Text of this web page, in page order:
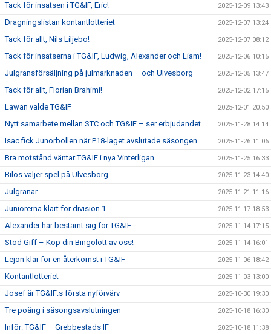
Tack för insatsen i TG&IF, Eric! 2025-12-09 13:43
Dragningslistan kontantlotteriet 2025-12-07 13:24
Tack för allt, Nils Liljebo! 2025-12-07 08:12
Tack för insatserna i TG&IF, Ludwig, Alexander och Liam! 2025-12-06 10:15
Julgransförsäljning på julmarknaden – och Ulvesborg 2025-12-05 13:47
Tack för allt, Florian Brahimi! 2025-12-02 17:15
Lawan valde TG&IF 2025-12-01 20:50
Nytt samarbete mellan STC och TG&IF – ser erbjudandet 2025-11-28 14:14
Isac fick Junorbollen när P18-laget avslutade säsongen 2025-11-26 11:06
Bra motstånd väntar TG&IF i nya Vinterligan 2025-11-25 16:33
Bilos väljer spel på Ulvesborg 2025-11-23 14:40
Julgranar 2025-11-21 11:16
Juniorerna klart för division 1 2025-11-17 18:53
Alexander har bestämt sig för TG&IF 2025-11-14 17:15
Stöd Giff – Köp din Bingolott av oss! 2025-11-14 16:01
Lejon klar för en återkomst i TG&IF 2025-11-06 18:42
Kontantlotteriet 2025-11-03 13:00
Josef är TG&IF:s första nyförvärv 2025-10-30 19:30
Tre poäng i säsongsavslutningen 2025-10-18 16:30
Inför: TG&IF – Grebbestads IF 2025-10-18 11:38